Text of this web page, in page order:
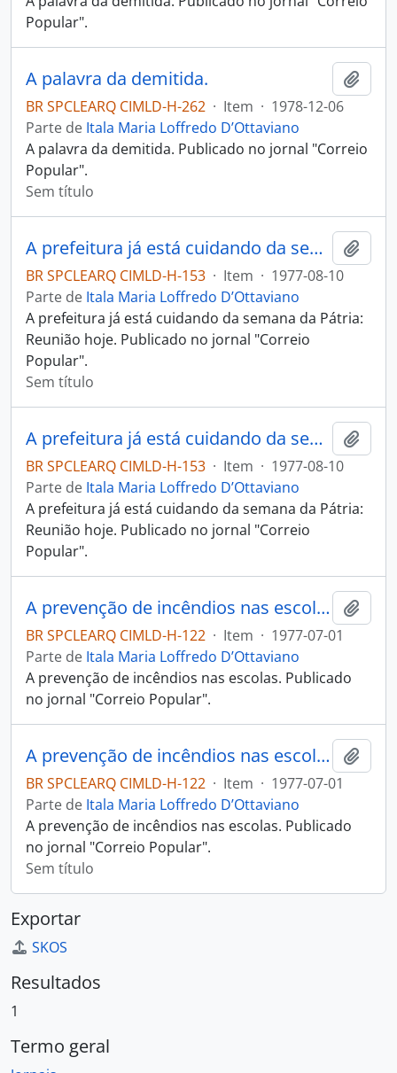
Popular".
A palavra da demitida.
BR SPCLEARQ CIMLD-H-262 · Item · 1978-12-06
Parte de Itala Maria Loffredo D’Ottaviano
A palavra da demitida. Publicado no jornal "Correio
Popular".
Sem título
A prefeitura já está cuidando da semana da Pátria: Reunião hoje
BR SPCLEARQ CIMLD-H-153 · Item · 1977-08-10
Parte de Itala Maria Loffredo D’Ottaviano
A prefeitura já está cuidando da semana da Pátria:
Reunião hoje. Publicado no jornal "Correio
Popular".
Sem título
A prefeitura já está cuidando da semana da Pátria: Reunião hoje
BR SPCLEARQ CIMLD-H-153 · Item · 1977-08-10
Parte de Itala Maria Loffredo D’Ottaviano
A prefeitura já está cuidando da semana da Pátria:
Reunião hoje. Publicado no jornal "Correio
Popular".
A prevenção de incêndios nas escolas
BR SPCLEARQ CIMLD-H-122 · Item · 1977-07-01
Parte de Itala Maria Loffredo D’Ottaviano
A prevenção de incêndios nas escolas. Publicado
no jornal "Correio Popular".
A prevenção de incêndios nas escolas
BR SPCLEARQ CIMLD-H-122 · Item · 1977-07-01
Parte de Itala Maria Loffredo D’Ottaviano
A prevenção de incêndios nas escolas. Publicado
no jornal "Correio Popular".
Sem título
Exportar
SKOS
Resultados
1
Termo geral